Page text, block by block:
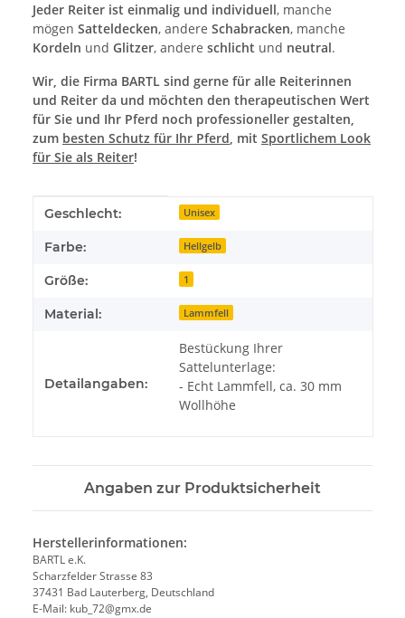
Jeder Reiter ist einmalig und individuell, manche
mögen Satteldecken, andere Schabracken, manche
Kordeln und Glitzer, andere schlicht und neutral.
Wir, die Firma BARTL sind gerne für alle Reiterinnen
und Reiter da und möchten den therapeutischen Wert
für Sie und Ihr Pferd noch professioneller gestalten,
zum besten Schutz für Ihr Pferd, mit Sportlichem Look
für Sie als Reiter!
Produkteigenschaft
Wert
Geschlecht: Unisex
Farbe: Hellgelb
Größe: 1
Material: Lammfell
Detailangaben:
Bestückung Ihrer
Sattelunterlage:
- Echt Lammfell, ca. 30 mm
Wollhöhe
Angaben zur Produktsicherheit
Herstellerinformationen:
BARTL e.K.
Scharzfelder Strasse 83
37431 Bad Lauterberg, Deutschland
E-Mail: kub_72@gmx.de